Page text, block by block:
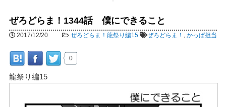
テ
ン
ツ
へ
ぜろどらま！1344話 僕にできること
2017/12/20 ぜろどらま！龍祭り編15 ぜろどらま！ ,かっぱ担当
0
龍祭り編15